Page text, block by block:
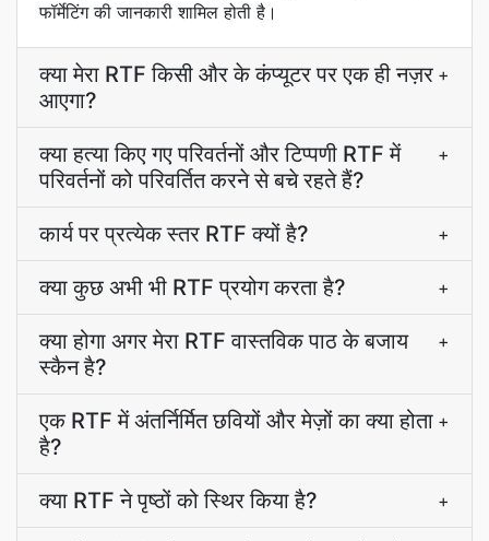
फॉर्मेटिंग की जानकारी शामिल होती है।
क्या मेरा RTF किसी और के कंप्यूटर पर एक ही नज़र
आएगा?
+
क्या हत्या किए गए परिवर्तनों और टिप्पणी RTF में
परिवर्तनों को परिवर्तित करने से बचे रहते हैं?
+
कार्य पर प्रत्येक स्तर RTF क्यों है? +
क्या कुछ अभी भी RTF प्रयोग करता है? +
क्या होगा अगर मेरा RTF वास्तविक पाठ के बजाय
स्कैन है?
+
एक RTF में अंतर्निर्मित छवियों और मेज़ों का क्या होता
है?
+
क्या RTF ने पृष्ठों को स्थिर किया है? +